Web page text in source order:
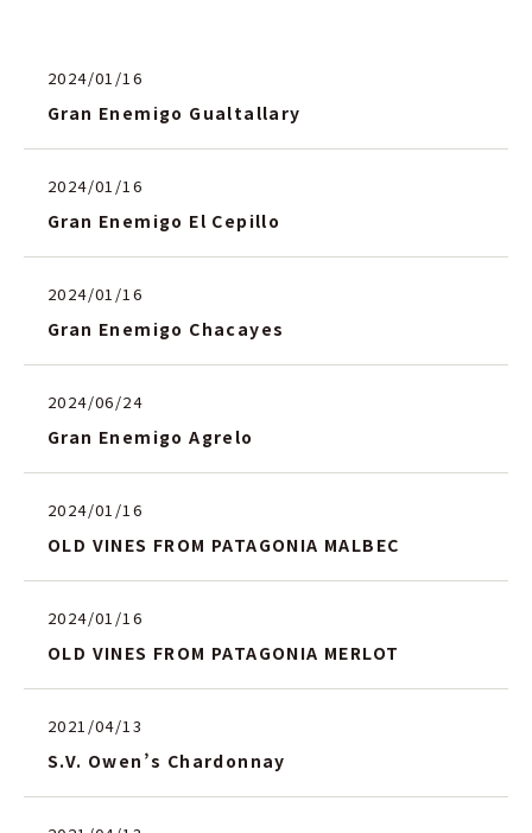
2024/01/16
Gran Enemigo Gualtallary
2024/01/16
Gran Enemigo El Cepillo
2024/01/16
Gran Enemigo Chacayes
2024/06/24
Gran Enemigo Agrelo
2024/01/16
OLD VINES FROM PATAGONIA MALBEC
2024/01/16
OLD VINES FROM PATAGONIA MERLOT
2021/04/13
S.V. Owen’s Chardonnay